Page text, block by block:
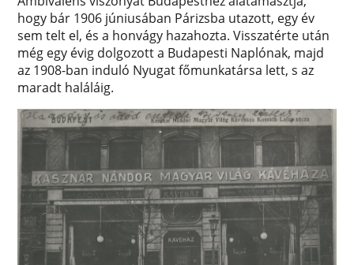
hogy bár 1906 júniusában Párizsba utazott, egy év
sem telt el, és a honvágy hazahozta. Visszatérte után
még egy évig dolgozott a Budapesti Naplónak, majd
az 1908-ban induló Nyugat főmunkatársa lett, s az
maradt haláláig.